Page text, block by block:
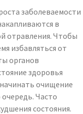
заболеваемости
в
отравления. Чтобы
избавляться от
органов
здоровья
очищение
Часто
состояния.